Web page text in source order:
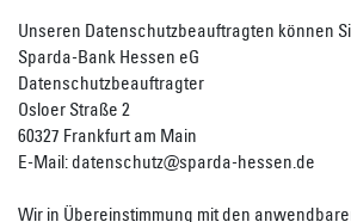
Unseren Datenschutzbeauftragten können
Sparda-Bank Hessen eG
Datenschutzbeauftragter
Osloer Straße 2
60327 Frankfurt am Main
E-Mail: datenschutz@sparda-hessen.de
Wir in Übereinstimmung mit den